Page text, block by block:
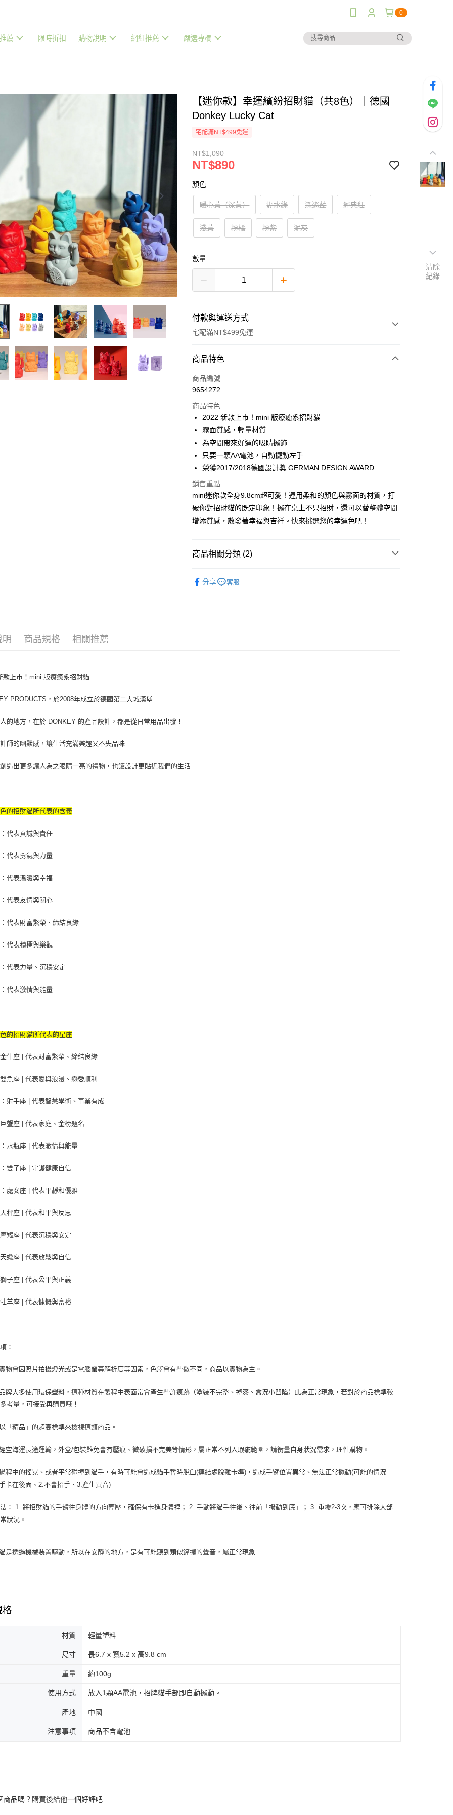
0
薦 限時折扣 購物說明 網紅推薦 嚴選專欄
【迷你款】幸運繽紛招財貓（共8色）｜德國
Donkey Lucky Cat
宅配滿NT$499免運
NT$1,090
NT$890
顏色
暖心黃（深黃） 湖水綠 深邃藍 經典紅
淺黃 粉橘 粉紫 泥灰
數量
付款與運送方式
宅配滿NT$499免運
付款方式
信用卡一次付款
3 期 0 利率 每期 NT$296
合作金庫商業銀行
華南商業銀行
國泰世華商業銀行
臺灣中小企業銀行
台中商業銀行
匯豐（台灣）商業銀行
聯邦商業銀行
遠東國際商業銀行
玉山商業銀行
星展（台灣）商業銀行
台新國際商業銀行
中國信託商業銀行
6 期 0 利率 每期NT$148
合作金庫商業銀行
華南商業銀行
上海商業儲蓄銀行
台北富邦商業銀行
臺灣中小企業銀行
匯豐（台灣）商業銀行
華泰商業銀行
聯邦商業銀行
遠東國際商業銀行
元大商業銀行
永豐商業銀行
台灣樂天信用卡公司
LINE Pay
Apple Pay
街口支付
Google Pay
相關說明
便利好安心！
１．簡單：不需註冊會員、不需綁卡、不需儲值。
商品特色
商品編號
9654272
商品特色
2022 新款上市！mini 版療癒系招財貓
霧面質感，輕量材質
為空間帶來好運的吸睛擺飾
只要一顆AA電池，自動擺動左手
榮獲2017/2018德國設計獎 GERMAN DESIGN AWARD
銷售重點
mini迷你款全身9.8cm超可愛！運用柔和的顏色與霧面的材質，打
破你對招財貓的既定印象！擺在桌上不只招財，還可以替整體空間
增添質感，散發著幸福與吉祥。快來挑選您的幸運色吧！
商品相關分類 (2)
分享 客服
明 商品規格 相關推薦
款上市！mini 版療癒系招財貓
PRODUCTS，於2008年成立於德國第二大城漢堡
的地方，在於 DONKEY 的產品設計，都是從日常用品出發！
師的幽默感，讓生活充滿樂趣又不失品味
造出更多讓人為之眼睛一亮的禮物，也讓設計更貼近我們的生活
的招財貓所代表的含義
代表真誠與責任
代表勇氣與力量
代表溫暖與幸福
代表友情與關心
代表財富繁榮、締結良緣
代表積極與樂觀
代表力量、沉穩安定
代表激情與能量
的招財貓所代表的星座
牛座 | 代表財富繁榮、締結良緣
魚座 | 代表愛與浪漫、戀愛順利
射手座 | 代表智慧學術、事業有成
蟹座 | 代表家庭、金榜題名
水瓶座 | 代表激情與能量
雙子座 | 守護健康自信
處女座 | 代表平靜和優雅
秤座 | 代表和平與反思
羯座 | 代表沉穩與安定
蠍座 | 代表放鬆與自信
子座 | 代表公平與正義
羊座 | 代表慷慨與富裕
：
物會因照片拍攝燈光或是電腦螢幕解析度等因素，色澤會有些微不同，商品以實物為主。
牌大多使用環保塑料，這種材質在製程中表面常會產生些許痕跡（塗裝不完整、掉漆、盒況小凹陷）此為正常現象，若對於商品標準較
考量，可接受再購買哦！
「精品」的超高標準來檢視這類商品。
空海運長途運輸，外盒/包裝難免會有壓痕、微破損不完美等情形，屬正常不列入瑕疵範圍，請衡量自身狀況需求，理性購物。
程中的搖晃、或者平常碰撞到貓手，有時可能會造成貓手暫時脫臼(連結處脫離卡準) ，造成手臂位置異常、無法正常擺動(可能的情況
卡在後面、 2.不會招手、3. 產生異音)
： 1.將招財貓的手臂往身體的方向輕壓，確保有卡進身體裡； 2.手動將貓手往後、往前「撥動到底」； 3.重覆2-3次，應可排除大部
狀況。
是透過機械裝置驅動，所以在安靜的地方，是有可能聽到類似鐘擺的聲音，屬正常現象
格
材質 輕量塑料
尺寸 長6.7 x 寬5.2 x 高9.8 cm
重量 約100g
使用方式 放入1顆AA電池，招牌貓手部即自動擺動。
產地 中國
注意事項 商品不含電池
商品嗎？購買後給他一個好評吧
清除
紀錄